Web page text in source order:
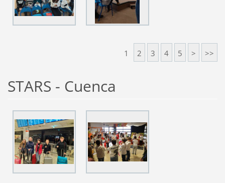
1 2 3 4 5 > >>
STARS - Cuenca